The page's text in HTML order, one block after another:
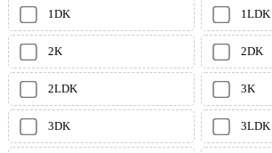
1DK 1LDK
2K 2DK
2LDK 3K
3DK 3LDK